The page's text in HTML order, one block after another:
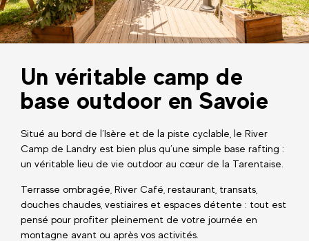
Un véritable camp de
base outdoor en Savoie
Situé au bord de l’Isère et de la piste cyclable, le River
Camp de Landry est bien plus qu’une simple base rafting :
un véritable lieu de vie outdoor au cœur de la Tarentaise.
Terrasse ombragée, River Café, restaurant, transats,
douches chaudes, vestiaires et espaces détente : tout est
pensé pour profiter pleinement de votre journée en
montagne avant ou après vos activités.